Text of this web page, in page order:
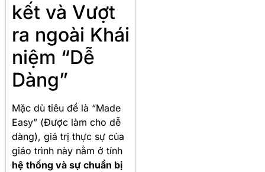
kết và Vượt
ra ngoài Khái
niệm “Dễ
Dàng”
Mặc dù tiêu đề là “Made
Easy” (Được làm cho dễ
dàng), giá trị thực sự của
giáo trình này nằm ở tính
hệ thống và sự chuẩn bị